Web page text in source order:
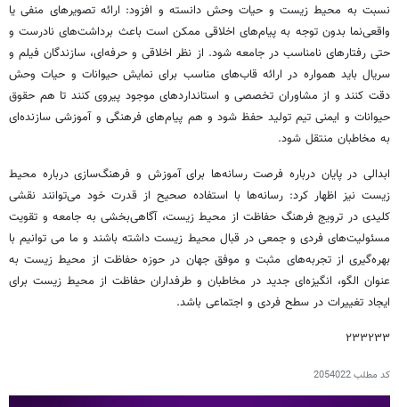
نسبت به محیط زیست و حیات وحش دانسته و افزود: ارائه تصویرهای منفی یا
واقعی‌نما بدون توجه به پیام‌های اخلاقی ممکن است باعث برداشت‌های نادرست و
حتی رفتارهای نامناسب در جامعه شود. از نظر اخلاقی و حرفه‌ای، سازندگان فیلم و
سریال باید همواره در ارائه قاب‌های مناسب برای نمایش حیوانات و حیات وحش
دقت کنند و از مشاوران تخصصی و استانداردهای موجود پیروی کنند تا هم حقوق
حیوانات و ایمنی تیم تولید حفظ شود و هم پیام‌های فرهنگی و آموزشی سازنده‌ای
به مخاطبان منتقل شود.
ابدالی در پایان درباره فرصت رسانه‌ها برای آموزش و فرهنگ‌سازی درباره محیط
زیست نیز اظهار کرد: رسانه‌ها با استفاده صحیح از قدرت خود می‌توانند نقشی
کلیدی در ترویج فرهنگ حفاظت از محیط زیست، آگاهی‌بخشی به جامعه و تقویت
مسئولیت‌های فردی و جمعی در قبال محیط زیست داشته باشند و ما می توانیم با
بهره‌گیری از تجربه‌های مثبت و موفق جهان در حوزه حفاظت از محیط زیست به
عنوان الگو، انگیزه‌ای جدید در مخاطبان و طرفداران حفاظت از محیط زیست برای
ایجاد تغییرات در سطح فردی و اجتماعی باشد.
۲۳۳۲۳۳
کد مطلب2054022